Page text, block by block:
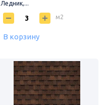
Ледник,...
м2
В корзину